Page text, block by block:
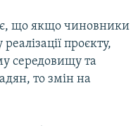
що якщо чиновники
проєкту,
середовищу та
то змін на